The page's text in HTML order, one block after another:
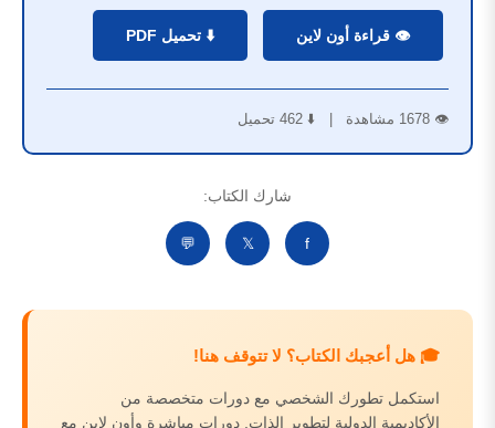
👁️ قراءة أون لاين ⬇️ تحميل PDF
👁️ 1678 مشاهدة | ⬇️ 462 تحميل
شارك الكتاب:
f
𝕏
💬
🎓 هل أعجبك الكتاب؟ لا تتوقف هنا!
استكمل تطورك الشخصي مع دورات متخصصة من
الأكاديمية الدولية لتطوير الذات. دورات مباشرة وأون لاين مع